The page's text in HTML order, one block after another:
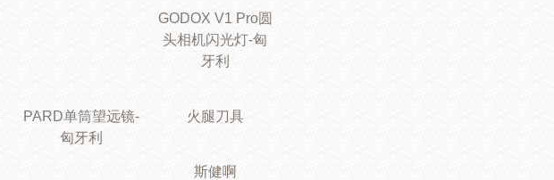
GODOX V1 Pro圆
头相机闪光灯-匈
牙利
PARD单筒望远镜-
匈牙利
火腿刀具
斯健啊